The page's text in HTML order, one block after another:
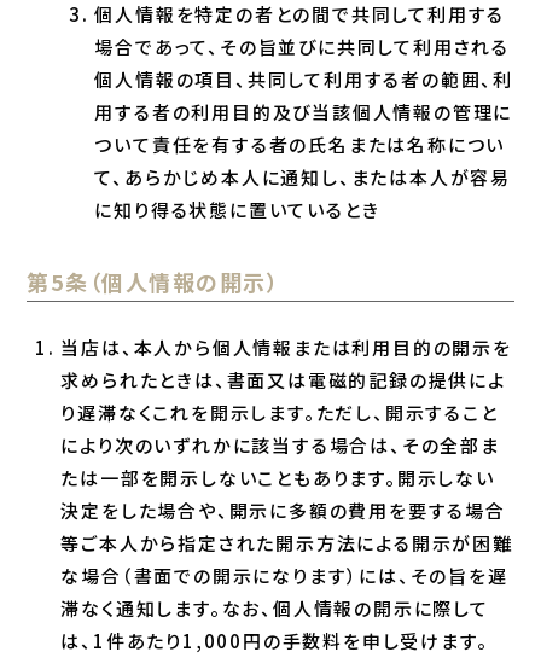
個人情報を特定の者との間で共同して利用する
場合であって、その旨並びに共同して利用される
個人情報の項目、共同して利用する者の範囲、利
用する者の利用目的及び当該個人情報の管理に
ついて責任を有する者の氏名または名称につい
て、あらかじめ本人に通知し、または本人が容易
に知り得る状態に置いているとき
第5条（個人情報の開示）
当店は、本人から個人情報または利用目的の開示を
求められたときは、書面又は電磁的記録の提供によ
り遅滞なくこれを開示します。ただし、開示すること
により次のいずれかに該当する場合は、その全部ま
たは一部を開示しないこともあります。開示しない
決定をした場合や、開示に多額の費用を要する場合
等ご本人から指定された開示方法による開示が困難
な場合（書面での開示になります）には、その旨を遅
滞なく通知します。なお、個人情報の開示に際して
は、1件あたり1,000円の手数料を申し受けます。